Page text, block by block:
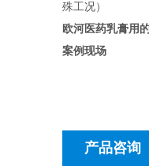
殊工况）
欧河医药乳膏用
案例现场
产品咨询